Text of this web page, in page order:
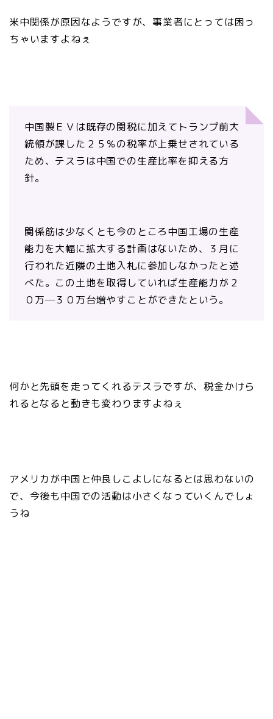
米中関係が原因なようですが、事業者にとっては困っ
ちゃいますよねぇ
中国製ＥＶは既存の関税に加えてトランプ前大
統領が課した２５％の税率が上乗せされている
ため、テスラは中国での生産比率を抑える方
針。
関係筋は少なくとも今のところ中国工場の生産
能力を大幅に拡大する計画はないため、３月に
行われた近隣の土地入札に参加しなかったと述
べた。この土地を取得していれば生産能力が２
０万─３０万台増やすことができたという。
何かと先頭を走ってくれるテスラですが、税金かけら
れるとなると動きも変わりますよねぇ
アメリカが中国と仲良しこよしになるとは思わないの
で、今後も中国での活動は小さくなっていくんでしょ
うね